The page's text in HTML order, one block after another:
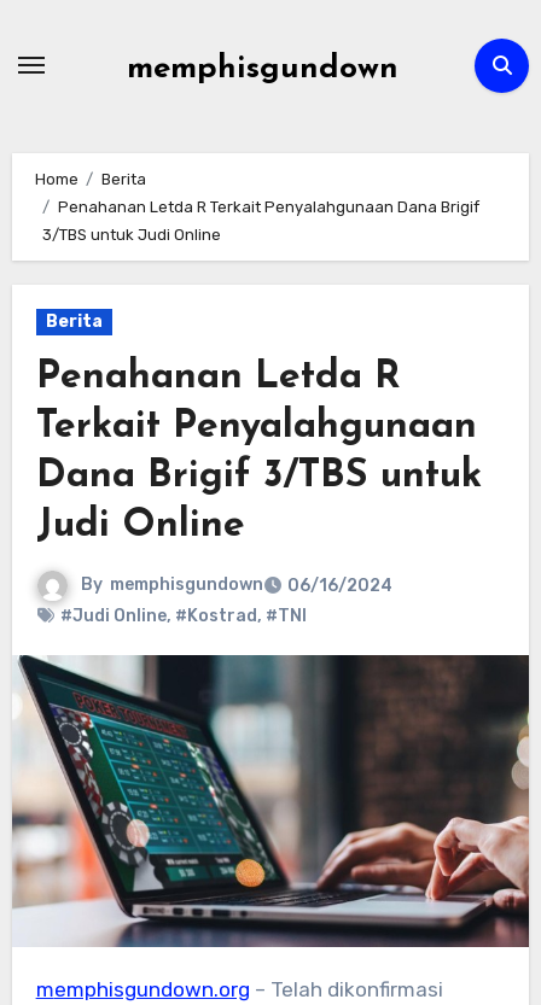
memphisgundown
Home
Berita
Penahanan Letda R Terkait Penyalahgunaan Dana Brigif
3/TBS untuk Judi Online
Berita
Penahanan Letda R
Terkait Penyalahgunaan
Dana Brigif 3/TBS untuk
Judi Online
By memphisgundown
06/16/2024
#Judi Online, #Kostrad, #TNI
memphisgundown.org – Telah dikonfirmasi